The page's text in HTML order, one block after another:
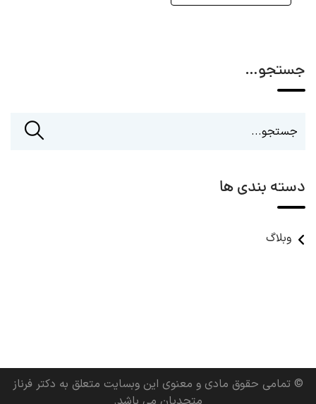
جستجو…
دسته بندی ها
وبلاگ
© تمامی حقوق مادی و معنوی این وبسایت متعلق به دکتر فرناز